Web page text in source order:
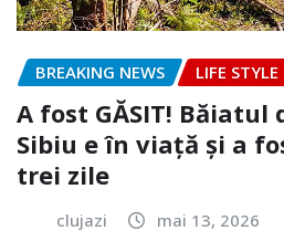
BREAKING NEWS LIFE STYLE
A fost GĂSIT! Băiatul
Sibiu e în viață și a
trei zile
clujazi mai 13, 2026